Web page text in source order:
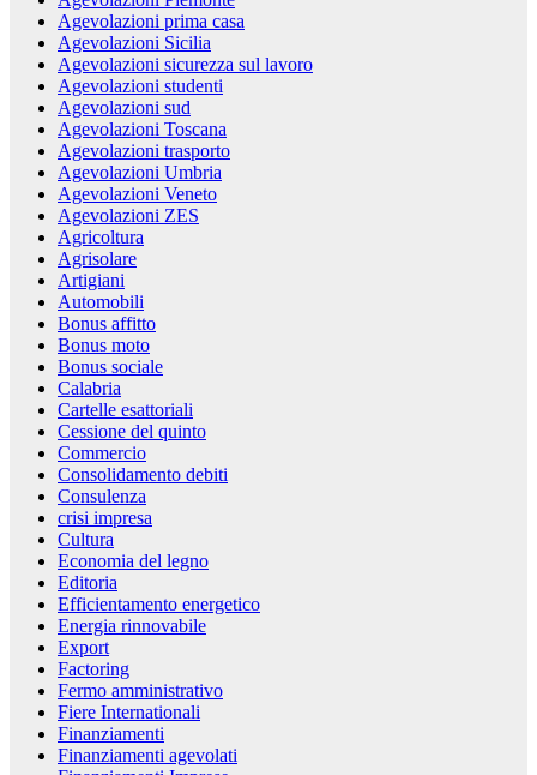
Agevolazioni prima casa
Agevolazioni Sicilia
Agevolazioni sicurezza sul lavoro
Agevolazioni studenti
Agevolazioni sud
Agevolazioni Toscana
Agevolazioni trasporto
Agevolazioni Umbria
Agevolazioni Veneto
Agevolazioni ZES
Agricoltura
Agrisolare
Artigiani
Automobili
Bonus affitto
Bonus moto
Bonus sociale
Calabria
Cartelle esattoriali
Cessione del quinto
Commercio
Consolidamento debiti
Consulenza
crisi impresa
Cultura
Economia del legno
Editoria
Efficientamento energetico
Energia rinnovabile
Export
Factoring
Fermo amministrativo
Fiere Internationali
Finanziamenti
Finanziamenti agevolati